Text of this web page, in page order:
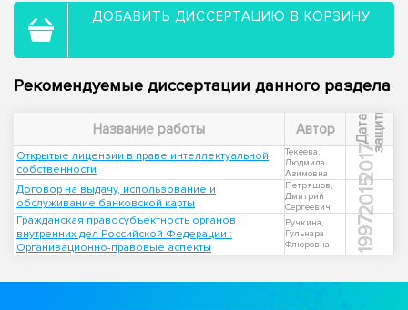
ДОБАВИТЬ ДИССЕРТАЦИЮ В КОРЗИНУ
Рекомендуемые диссертации данного раздела
Название работы Автор Д
а
т
а
з
а
щ
и
т ы
Открытые лицензии в праве интеллектуальной
собственности
Текеева,
Людмила
Азимовна
2017
Договор на выдачу, использование и
обслуживание банковской карты
Петряшов,
Дмитрий
Сергеевич
2015
Гражданская правосубъектность органов
внутренних дел Российской Федерации :
Организационно-правовые аспекты
Ручкина,
Гульнара
Флюровна
1997